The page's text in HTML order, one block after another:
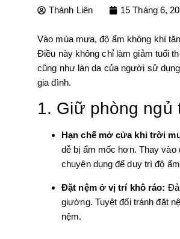
Thành Liên 15 Tháng 6,
Vào mùa mưa, độ ẩm không khí
Điều này không chỉ làm giảm tuổi
cũng như làn da của người sử
gia đình.
1. Giữ phòng ngủ
Hạn chế mở cửa khi trời
dễ bị ẩm mốc hơn. Thay
chuyên dụng để duy trì độ
Đặt nệm ở vị trí khô ráo:
giường. Tuyệt đối tránh đặt
nệm.